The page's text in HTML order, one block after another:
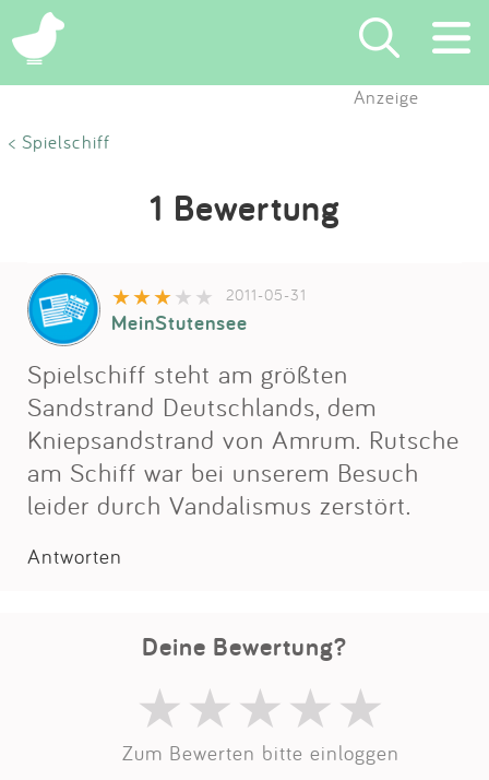
Eintragen
Blog
Partner
Kontakt
Impressum
Anzeige
< Spielschiff
1 Bewertung
2011-05-31
MeinStutensee
Spielschiff steht am größten
Sandstrand Deutschlands, dem
Kniepsandstrand von Amrum. Rutsche
am Schiff war bei unserem Besuch
leider durch Vandalismus zerstört.
Antworten
Deine Bewertung?
Zum Bewerten bitte einloggen